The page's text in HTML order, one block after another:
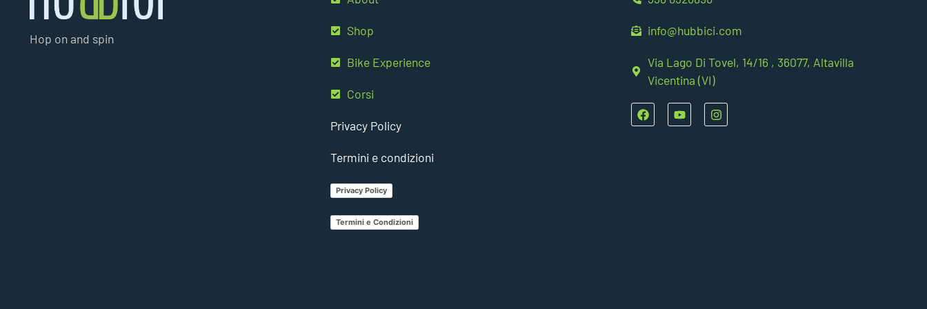
Hop on and spin
Shop
Bike Experience
Corsi
Privacy Policy
Termini e condizioni
Privacy Policy
Termini e Condizioni
info@hubbici.com
Via Lago Di Tovel, 14/16 , 36077, Altavilla
Vicentina (VI)